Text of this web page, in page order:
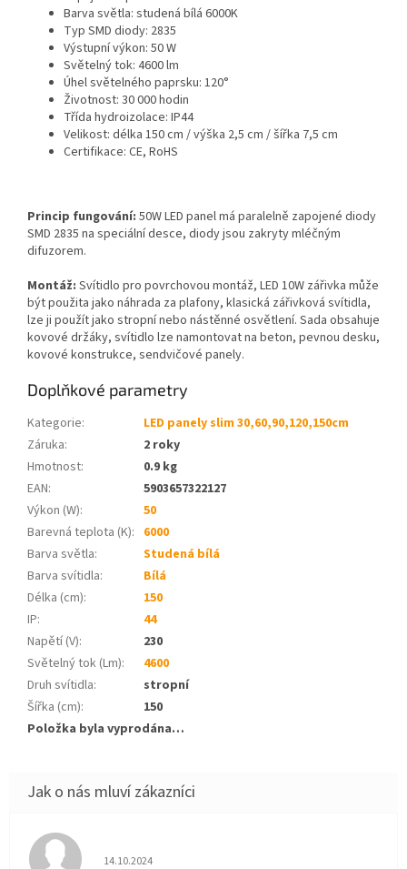
Barva světla: studená bílá 6000K
Typ SMD diody: 2835
Výstupní výkon: 50 W
Světelný tok: 4600 lm
Úhel světelného paprsku: 120°
Životnost: 30 000 hodin
Třída hydroizolace: IP44
Velikost: délka 150 cm / výška 2,5 cm / šířka 7,5 cm
Certifikace: CE, RoHS
Princip fungování: 50W LED panel má paralelně zapojené diody
SMD 2835 na speciální desce, diody jsou zakryty mléčným
difuzorem.
Montáž: Svítidlo pro povrchovou montáž, LED 10W zářivka může
být použita jako náhrada za plafony, klasická zářivková svítidla,
lze ji použít jako stropní nebo nástěnné osvětlení. Sada obsahuje
kovové držáky, svítidlo lze namontovat na beton, pevnou desku,
kovové konstrukce, sendvičové panely.
Doplňkové parametry
Kategorie:
LED panely slim 30,60,90,120,150cm
Záruka:
2 roky
Hmotnost:
0.9 kg
EAN:
5903657322127
Výkon (W):
50
Barevná teplota (K): 6000
Barva světla:
Studená bílá
Barva svítidla:
Bílá
Délka (cm):
150
IP:
44
Napětí (V):
230
Světelný tok (Lm):
4600
Druh svítidla:
stropní
Šířka (cm):
150
Položka byla vyprodána…
Hodnocení obchodu je 5 z 5 hvězdiček.
14.10.2024